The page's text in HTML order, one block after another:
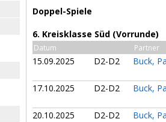
Doppel-Spiele
6. Kreisklasse Süd (Vorrunde)
Datum Partner
15.09.2025 D2-D2 Buck,
17.10.2025 D2-D2 Buck,
20.10.2025 D2-D2 Buck,